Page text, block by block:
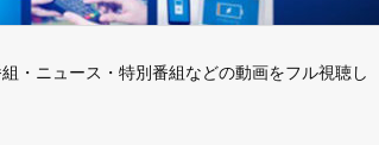
・ニュース・特別番組などの動画をフル視聴し